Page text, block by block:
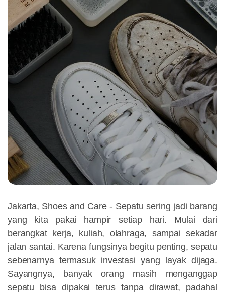
Jakarta, Shoes and Care - Sepatu sering jadi barang
yang kita pakai hampir setiap hari. Mulai dari
berangkat kerja, kuliah, olahraga, sampai sekadar
jalan santai. Karena fungsinya begitu penting, sepatu
sebenarnya termasuk investasi yang layak dijaga.
Sayangnya, banyak orang masih menganggap
sepatu bisa dipakai terus tanpa dirawat, padahal